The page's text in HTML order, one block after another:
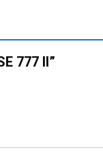
777 II”